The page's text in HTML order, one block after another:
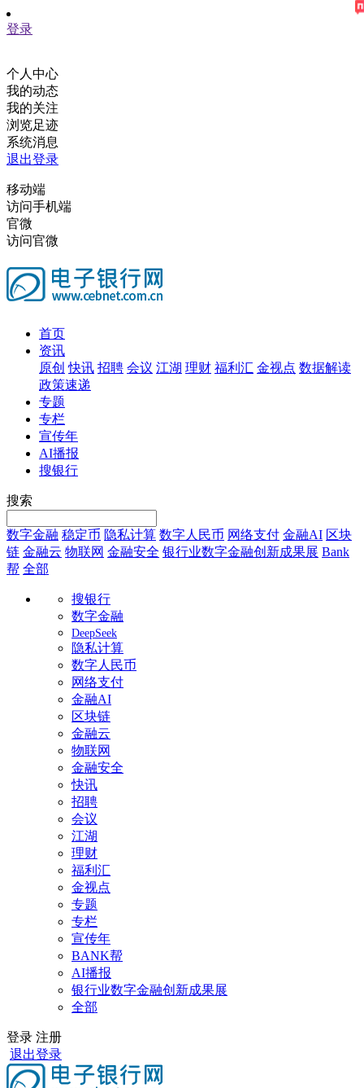
登录
个人中心
我的动态
我的关注
浏览足迹
系统消息
退出登录
移动端
访问手机端
官微
访问官微
首页
资讯
原创 快讯 招聘 会议 江湖 理财 福利汇 金视点 数据解读
政策速递
专题
专栏
宣传年
AI播报
搜银行
搜索
数字金融 稳定币 隐私计算 数字人民币 网络支付 金融AI 区块
链 金融云 物联网 金融安全 银行业数字金融创新成果展 Bank
帮 全部
搜银行
数字金融
DeepSeek
隐私计算
数字人民币
网络支付
金融AI
区块链
金融云
物联网
金融安全
快讯
招聘
会议
江湖
理财
福利汇
金视点
专题
专栏
宣传年
BANK帮
AI播报
银行业数字金融创新成果展
全部
登录 注册
退出登录